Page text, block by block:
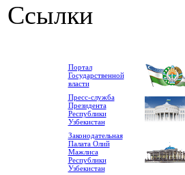
Ссылки
Портал
Государственной
власти
Пресс-служба
Президента
Республики
Узбекистан
Законодательная
Палата Олий
Мажлиса
Республики
Узбекистан